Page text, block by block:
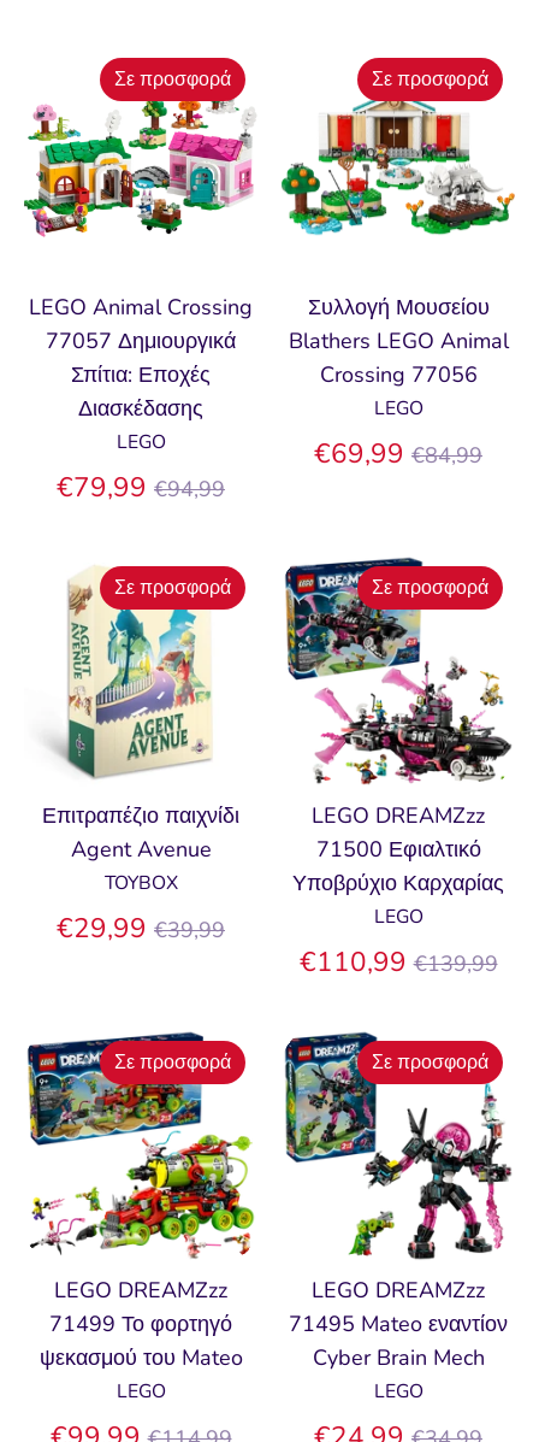
LEGO Animal Crossing
77057 Δημιουργικά
Σπίτια: Εποχές
Διασκέδασης
LEGO
€79,99 Κανονική
€94,99
Σε προσφορά
Συλλογή Μουσείου
Blathers LEGO Animal
Crossing 77056
LEGO
€69,99 Κανονική
€84,99
Σε προσφορά
Επιτραπέζιο παιχνίδι
Agent Avenue
TOYBOX
€29,99 Κανονική
€39,99
Σε προσφορά
LEGO DREAMZzz
71500 Εφιαλτικό
Υποβρύχιο Καρχαρίας
LEGO
€110,99 Κανονική
€139,99
Σε προσφορά
LEGO DREAMZzz
71499 Το φορτηγό
ψεκασμού του Mateo
LEGO
Σε προσφορά
LEGO DREAMZzz
71495 Mateo εναντίον
Cyber Brain Mech
LEGO
Σε προσφορά